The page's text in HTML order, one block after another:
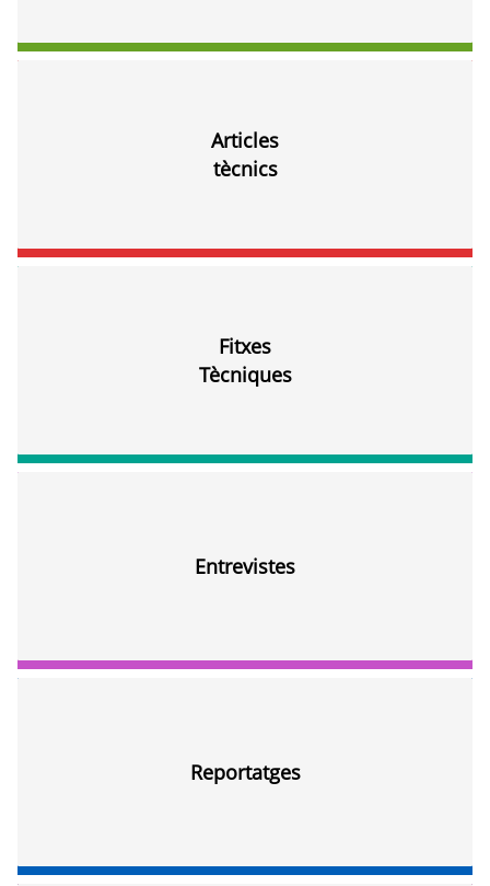
Articles
tècnics
Fitxes
Tècniques
Entrevistes
Reportatges